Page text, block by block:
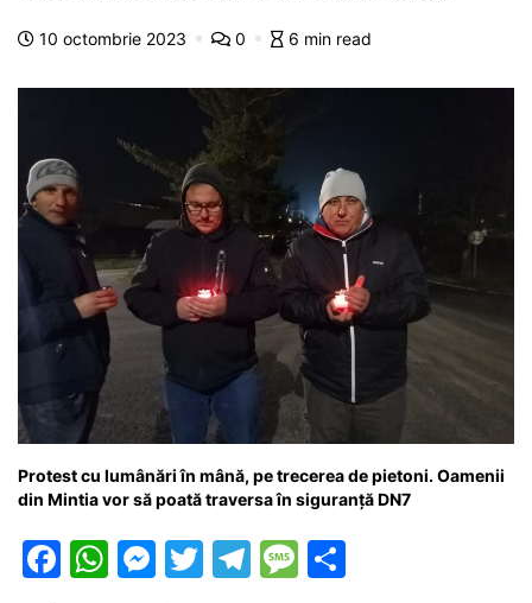
o p n
m g z
10 octombrie 2023 0 6 min read
Protest cu lumânări în mână, pe trecerea de pietoni. Oamenii
din Mintia vor să poată traversa în siguranță DN7
F
W M T
T
M